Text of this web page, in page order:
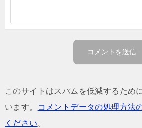
このサイトはスパムを低減するため
います。
コメントデータの処理方法
ください。